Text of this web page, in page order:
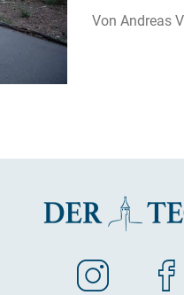
Andreas